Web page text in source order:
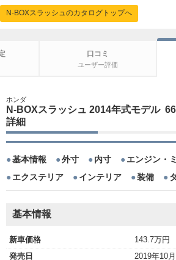
N-BOXスラッシュのカタログトップへ
口コミ
ユーザー評価
ホンダ
N-BOXスラッシュ 2014年式モデル
詳細
基本情報 外寸 内寸
エンジン・
エクステリア
インテリア 装備
基本情報
新車価格
143.7万円
発売日
2019年10